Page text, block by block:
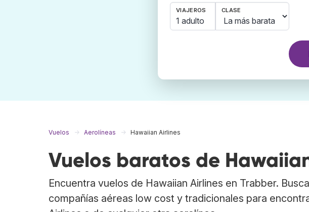
VIAJEROS
1 adulto
CLASE
Vuelos Aerolíneas Hawaiian Airlines
Vuelos baratos de
Encuentra vuelos de Hawaiian Airlines en Trabber.
compañías aéreas low cost y tradicionales para